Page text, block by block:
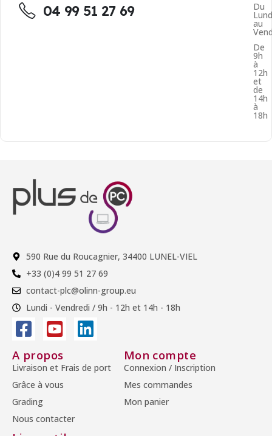
04 99 51 27 69 Du
au
De
9h
à
12h
et
de
14h
à
18h
590 Rue du Roucagnier, 34400 LUNEL-VIEL
+33 (0)4 99 51 27 69
contact-plc@olinn-group.eu
Lundi - Vendredi / 9h - 12h et 14h - 18h
A propos
Livraison et Frais de port
Grâce à vous
Grading
Nous contacter
Mon compte
Connexion / Inscription
Mes commandes
Mon panier